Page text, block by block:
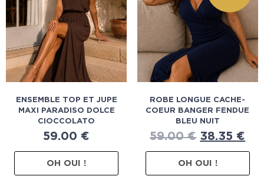
ENSEMBLE TOP ET JUPE
MAXI PARADISO DOLCE
CIOCCOLATO
59.00 €
OH OUI !
ROBE LONGUE CACHE-
COEUR BANGER FENDUE
BLEU NUIT
59.00€ 38.35 €
OH OUI !